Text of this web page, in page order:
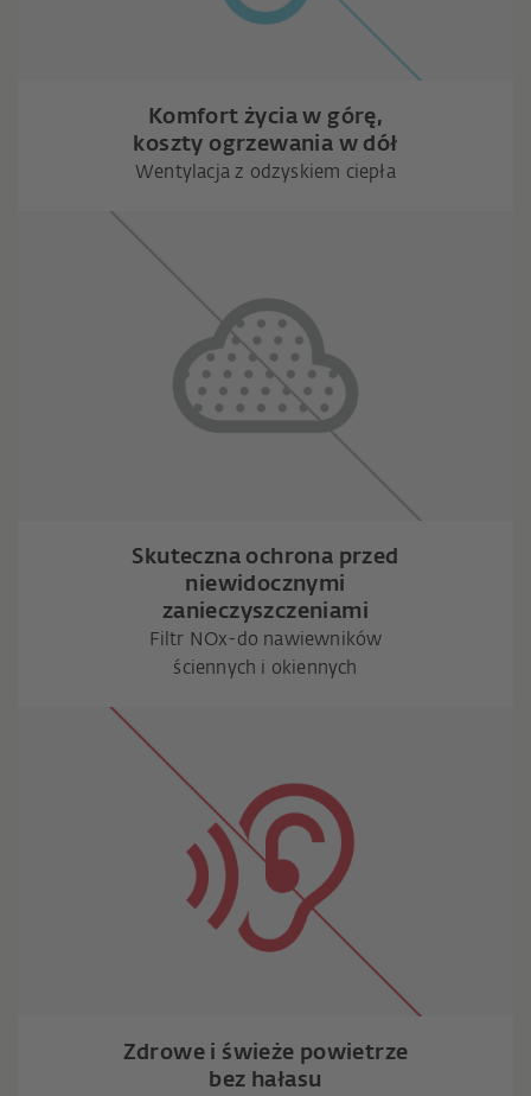
Komfort życia w górę,
koszty ogrzewania w dół
Wentylacja z odzyskiem ciepła
Skuteczna ochrona przed
niewidocznymi
zanieczyszczeniami
Filtr NOx-do nawiewników
ściennych i okiennych
Zdrowe i świeże powietrze
bez hałasu